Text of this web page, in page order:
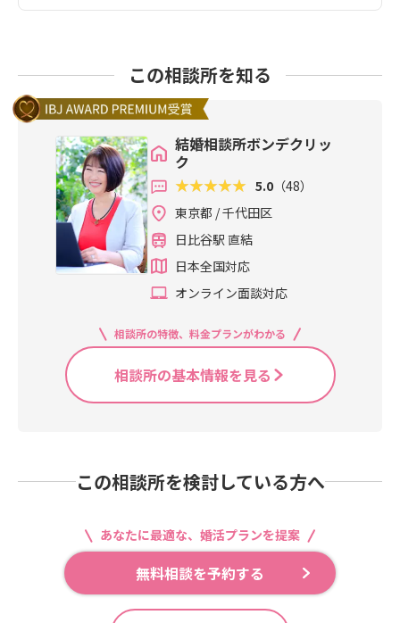
この相談所を知る
結婚相談所ボンデクリッ
ク
5.0 （48）
東京都 / 千代田区
日比谷駅 直結
日本全国対応
オンライン面談対応
相談所の特徴、料金プランがわかる
相談所の基本情報を見る
この相談所を検討している方へ
あなたに最適な、婚活プランを提案
無料相談を予約する